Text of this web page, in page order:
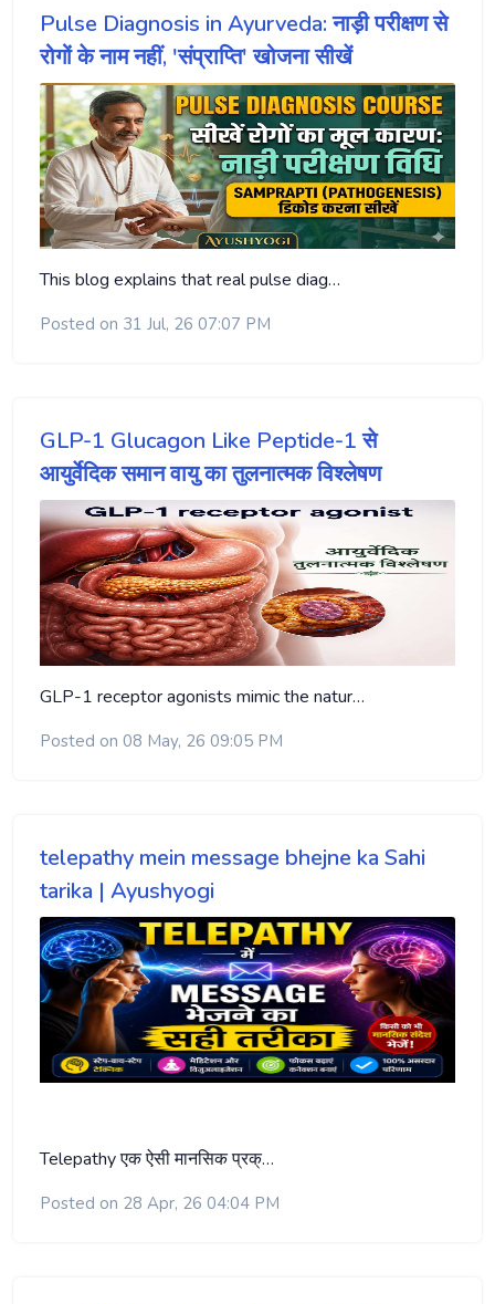
Pulse Diagnosis in Ayurveda: नाड़ी परीक्षण से
रोगों के नाम नहीं, 'संप्राप्ति' खोजना सीखें
This blog explains that real pulse diag…
Posted on 31 Jul, 26 07:07 PM
GLP-1 Glucagon Like Peptide-1 से
आयुर्वेदिक समान वायु का तुलनात्मक विश्लेषण
GLP-1 receptor agonists mimic the natur…
Posted on 08 May, 26 09:05 PM
telepathy mein message bhejne ka Sahi
tarika | Ayushyogi
Telepathy एक ऐसी मानसिक प्रक्…
Posted on 28 Apr, 26 04:04 PM